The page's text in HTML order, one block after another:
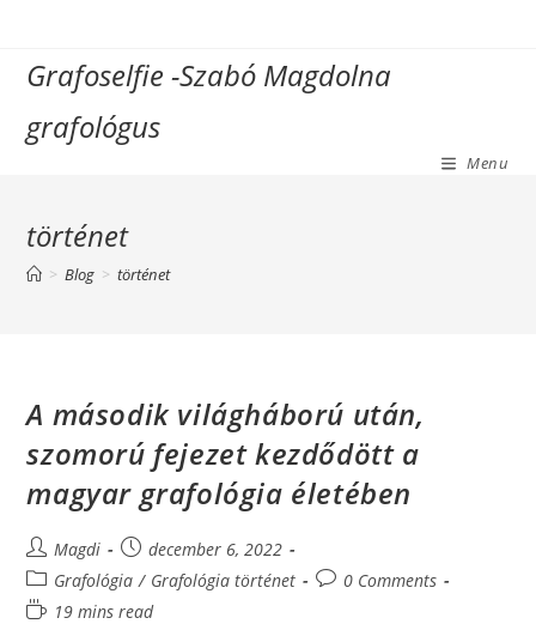
contentGrafoselfie -Szabó Magdolna
grafológus
Menu
történet
> Blog > történet
A második világháború után,
szomorú fejezet kezdődött a
magyar grafológia életében
Post
author:
Magdi
Post
published:
december 6, 2022
Post
category:
Grafológia / Grafológia történet
Post0 Comments
Reading19 mins read